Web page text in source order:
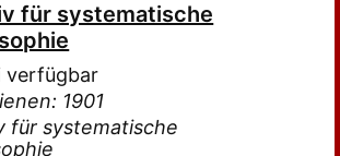
für systematische
verfügbar
1901
für systematische